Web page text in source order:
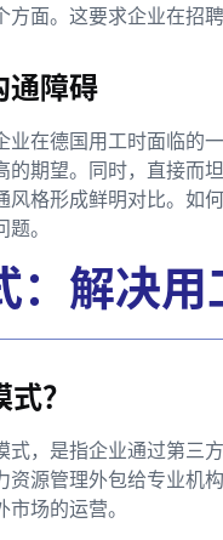
方面。这要求企业在招
通障碍
业在德国用工时面临的
的期望。同时，直接而
风格形成鲜明对比。如
。
：解决
？
式，是指企业通过第三
资源管理外包给专业机
场的运营。